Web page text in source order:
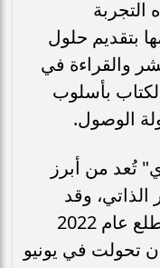
التجربة
بتقديم حلول
والقراءة في
بأسلوب
الوصول.
تُعد من أبرز
الذاتي، وقد
انطلقت رحلتها الإبداعية في مطلع عام 2022
تحولت في يونيو